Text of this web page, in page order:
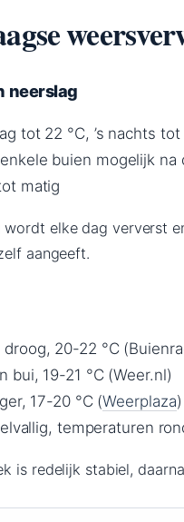
neerslag
tot 22 °C, ’s nachts tot
buien mogelijk na
matig
wordt elke dag ververst
aangeeft.
20-22 °C
bui, 19-21 °C (Weer.nl)
17-20 °C (Weerplaza)
temperaturen
is redelijk stabiel,